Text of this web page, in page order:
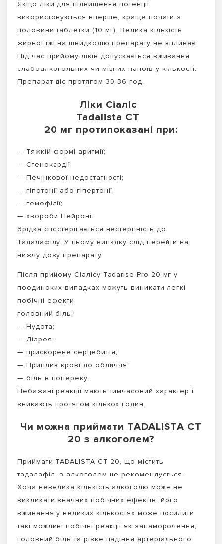
Якщо ліки для підвищення потенції
використовуються вперше, краще почати з
половини таблетки (10 мг). Велика кількість
жирної їжі на швидкодію препарату не впливає.
Під час прийому ліків допускається вживання
слабоалкогольних чи міцних напоїв у кількості.
Препарат діє протягом 30-36 год.
Ліки Сіаліс
Tadalista CT
20 мг протипоказані при:
— Тяжкій формі аритмії;
— Стенокардії;
— Печінкової недостатності;
— гіпотонії або гіпертонії;
— гемофілії;
— хвороби Пейроні.
Зрідка спостерігається нестерпність до
Тадалафілу. У цьому випадку слід перейти на
нижчу дозу препарату.
Після прийому Сіалісу Tadarise Pro-20 мг у
поодиноких випадках можуть виникати легкі
побічні ефекти:
головний біль;
— Нудота;
— Діарея;
— прискорене серцебиття;
— Приплив крові до обличчя;
— біль в попереку.
Небажані реакції мають тимчасовий характер і
зникають протягом кількох годин.
Чи можна приймати TADALISTA CT
20 з алкоголем?
Приймати TADALISTA CT 20, що містить
тадалафіл, з алкоголем не рекомендується.
Хоча невелика кількість алкоголю може не
викликати значних побічних ефектів, його
вживання у великих кількостях може посилити
такі можливі побічні реакції як запаморочення,
головний біль та різке падіння артеріального